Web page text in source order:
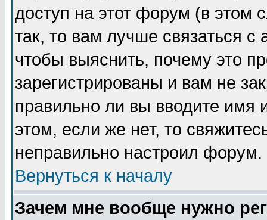
доступ на этот форум (в этом
так, то вам лучше связаться
чтобы выяснить, почему это
зарегистрированы и вам не
правильно ли вы вводите
этом, если же нет, то
неправильно настроил форум.
Вернуться к началу
Зачем мне вообще нужно